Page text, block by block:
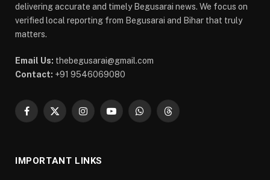
delivering accurate and timely Begusarai news. We focus on
verified local reporting from Begusarai and Bihar that truly
matters.
Email Us: thebegusarai@gmail.com
Contact: +91 9546069080
Facebook
X
InstagramYouTubeWhatsAppThreads
IMPORTANT LINKS